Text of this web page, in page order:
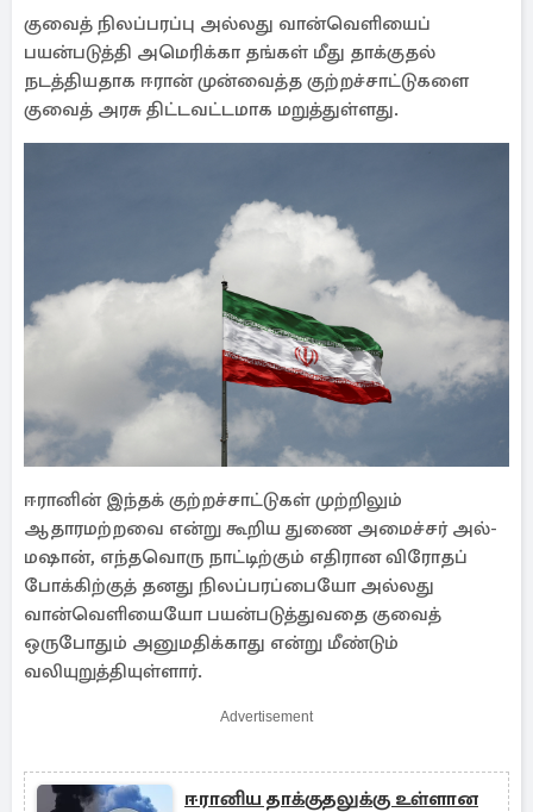
குவைத் நிலப்பரப்பு அல்லது வான்வெளியைப்
பயன்படுத்தி அமெரிக்கா தங்கள் மீது தாக்குதல்
நடத்தியதாக ஈரான் முன்வைத்த குற்றச்சாட்டுகளை
குவைத் அரசு திட்டவட்டமாக மறுத்துள்ளது.
ஈரானின் இந்தக் குற்றச்சாட்டுகள் முற்றிலும்
ஆதாரமற்றவை என்று கூறிய துணை அமைச்சர் அல்-
மஷான், எந்தவொரு நாட்டிற்கும் எதிரான விரோதப்
போக்கிற்குத் தனது நிலப்பரப்பையோ அல்லது
வான்வெளியையோ பயன்படுத்துவதை குவைத்
ஒருபோதும் அனுமதிக்காது என்று மீண்டும்
வலியுறுத்தியுள்ளார்.
Advertisement
ஈரானிய தாக்குதலுக்கு உள்ளான